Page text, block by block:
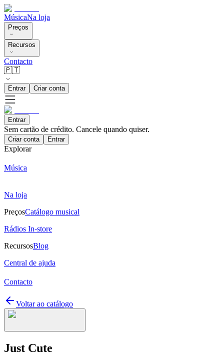
MúsicaNa loja
Preços
Recursos
Contacto
🇵🇹
Entrar Criar conta
Entrar
Sem cartão de crédito. Cancele quando quiser.
Criar conta Entrar
Explorar
Música
Na loja
PreçosCatálogo musical
Rádios In-store
RecursosBlog
Central de ajuda
Contacto
Voltar ao catálogo
Just Cute